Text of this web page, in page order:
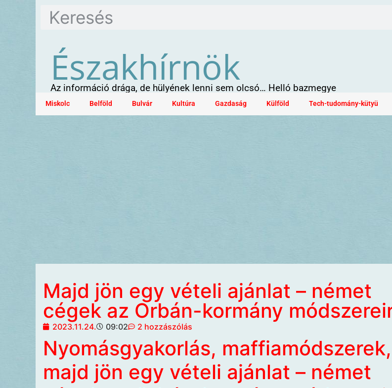
Északhírnök
Az információ drága, de hülyének lenni sem olcsó… Helló bazmegye
Miskolc Belföld Bulvár Kultúra Gazdaság Külföld Tech-tudomány-kütyü
Majd jön egy vételi ajánlat – német
cégek az Orbán-kormány
2023.11.24. 09:02 2 hozzászólás
Nyomásgyakorlás, maffiamódszerek,
majd jön egy vételi ajánlat – német